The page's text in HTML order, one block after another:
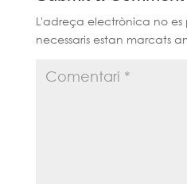
L'adreça electrònica no
necessaris estan marcats